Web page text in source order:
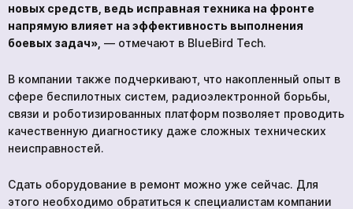
новых средств, ведь исправная техника на фронте
напрямую влияет на эффективность выполнения
боевых задач», — отмечают в BlueBird Tech.
В компании также подчеркивают, что накопленный опыт в
сфере беспилотных систем, радиоэлектронной борьбы,
связи и роботизированных платформ позволяет проводить
качественную диагностику даже сложных технических
неисправностей.
Сдать оборудование в ремонт можно уже сейчас. Для
этого необходимо обратиться к специалистам компании